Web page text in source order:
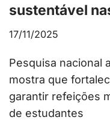
sustentável
17/11/2025
Pesquisa nacional
mostra que
garantir refeições
de estudantes